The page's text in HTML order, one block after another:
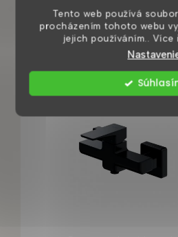
Tento web používá
procházením tohoto webu
jejich používáním.. Více
Mohlo by se